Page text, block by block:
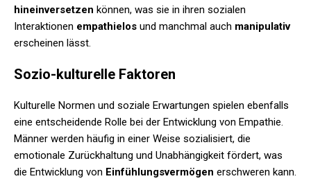
hineinversetzen können, was sie in ihren sozialen
Interaktionen empathielos und manchmal auch manipulativ
erscheinen lässt.
Sozio-kulturelle Faktoren
Kulturelle Normen und soziale Erwartungen spielen ebenfalls
eine entscheidende Rolle bei der Entwicklung von Empathie.
Männer werden häufig in einer Weise sozialisiert, die
emotionale Zurückhaltung und Unabhängigkeit fördert, was
die Entwicklung von Einfühlungsvermögen erschweren kann.